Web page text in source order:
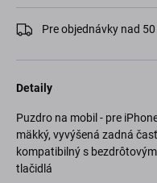
Pre objednávky nad
Detaily
Puzdro na mobil - pre
mäkký, vyvýšená zadná
kompatibilný s
tlačidlá